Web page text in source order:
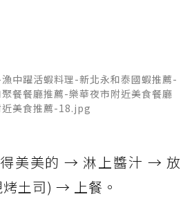
中躍活蝦料理-新北永和泰國蝦推薦-
餐餐廳推薦-樂華夜市附近美食餐廳
美食推薦-18.jpg
美美的 → 淋上醬汁 → 放
烤土司) → 上餐。